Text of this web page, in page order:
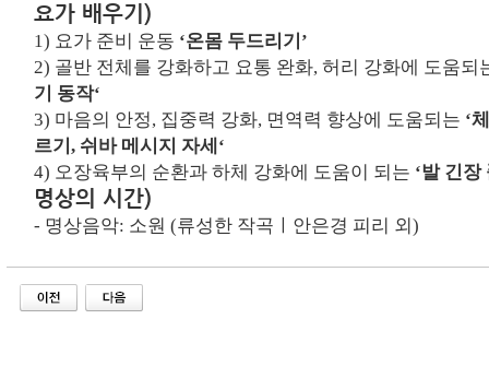
요가 배우기 )
1) 요가 준비 운동 ‘온몸 두드리기’
2) 골반 전체를 강화하고 요통 완화,허리 강화에 도움되
기 동작‘
3) 마음의 안정, 집중력 강화, 면역력 향상에 도움되는 ‘
르기, 쉬바 메시지 자세 ‘
4) 오장육부의 순환과 하체 강화에 도움이 되는 ‘발 긴
명상의 시간)
- 명상음악: 소원 (류성한 작곡ㅣ안은경 피리 외)